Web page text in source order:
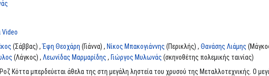
Video
(Σάββας) ,Έφη Θεοχάρη (Γιάννα) , Νίκος Μπακογιάννης (Περικλής) , Θανάσης Λιάμης
(Λάγκος) , Λεωνίδας Μαρμαρίδης , Γιώργος Μυλωνάς (σκηνοθέτης πολεμικής ταινίας)
Κόττα μπερδεύεται άθελα της στη μεγάλη ληστεία του χρυσού της Μεταλλοτεχνικής. Ο